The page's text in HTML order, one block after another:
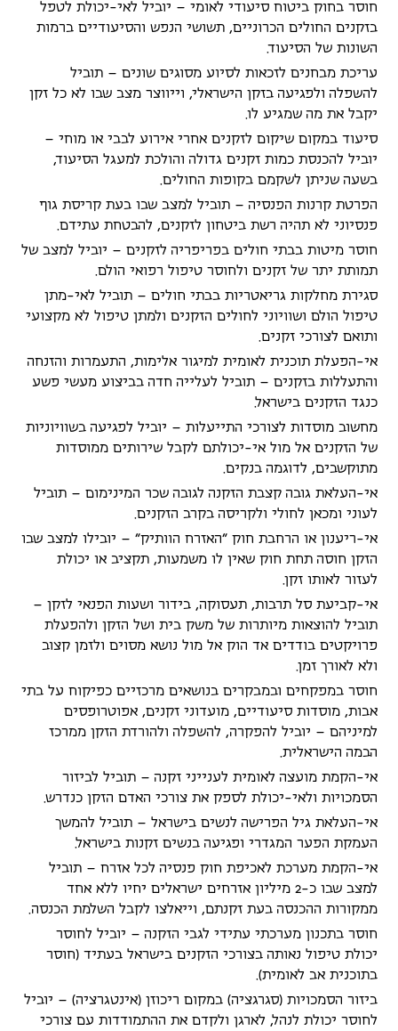
חוסר בחוק ביטוח סיעודי לאומי – יוביל לאי-יכולת לטפל
בזקנים החולים הכרוניים, תשושי הנפש והסיעודיים ברמות
השונות של הסיעוד.
עריכת מבחנים לזכאות לסיוע מסוגים שונים – תוביל
להשפלה ולפגיעה בזקן הישראלי, וייווצר מצב שבו לא כל זקן
יקבל את מה שמגיע לו.
סיעוד במקום שיקום לזקנים אחרי אירוע לבבי או מוחי –
יוביל להכנסת כמות זקנים גדולה והולכת למעגל הסיעוד,
בשעה שניתן לשקמם בקופות החולים.
הפרטת קרנות הפנסיה – תוביל למצב שבו בעת קריסת גוף
פנסיוני לא תהיה רשת ביטחון לזקנים, להבטחת עתידם.
חוסר מיטות בבתי חולים בפריפריה לזקנים – יוביל למצב של
תמותת יתר של זקנים ולחוסר טיפול רפואי הולם.
סגירת מחלקות גריאטריות בבתי חולים – תוביל לאי-מתן
טיפול הולם ושוויוני לחולים הזקנים ולמתן טיפול לא מקצועי
ותואם לצורכי זקנים.
אי-הפעלת תוכנית לאומית למיגור אלימות, התעמרות והזנחה
והתעללות בזקנים – תוביל לעלייה חדה בביצוע מעשי פשע
כנגד הזקנים בישראל.
מחשוב מוסדות לצורכי התייעלות – יוביל לפגיעה בשוויוניות
של הזקנים אל מול אי-יכולתם לקבל שירותים ממוסדות
מתוקשבים, לדוגמה בנקים.
אי-העלאת גובה קצבת הזקנה לגובה שכר המינימום – תוביל
לעוני ומכאן לחולי ולקריסה בקרב הזקנים.
אי-ריענון או הרחבת חוק "האזרח הוותיק" – יובילו למצב שבו
הזקן חוסה תחת חוק שאין לו משמעות, תקציב או יכולת
לעזור לאותו זקן.
אי-קביעת סל תרבות, תעסוקה, בידור ושעות הפנאי לזקן –
תוביל להוצאות מיותרות של משק בית ושל הזקן ולהפעלת
פרויקטים בודדים אד הוק אל מול נושא מסוים ולזמן קצוב
ולא לאורך זמן.
חוסר במפקחים ובמבקרים בנושאים מרכזיים כפיקוח על בתי
אבות, מוסדות סיעודיים, מועדוני זקנים, אפוטרופסים
למיניהם – יוביל להפקרה, להשפלה ולהורדת הזקן ממרכז
הבמה הישראלית.
אי-הקמת מועצה לאומית לענייני זקנה – תוביל לביזור
הסמכויות ולאי-יכולת לספק את צורכי האדם הזקן כנדרש.
אי-העלאת גיל הפרישה לנשים בישראל – תוביל להמשך
העמקת הפער המגדרי ופגיעה בנשים זקנות בישראל.
אי-הקמת מערכת לאכיפת חוק פנסיה לכל אזרח – תוביל
למצב שבו כ-2 מיליון אזרחים ישראלים יחיו ללא אחד
ממקורות ההכנסה בעת זקנתם, וייאלצו לקבל השלמת הכנסה.
חוסר בתכנון מערכתי עתידי לגבי הזקנה – יוביל לחוסר
יכולת טיפול נאותה בצורכי הזקנים בישראל בעתיד (חוסר
בתוכנית אב לאומית).
ביזור הסמכויות (סגרגציה) במקום ריכוזן (אינטגרציה) – יוביל
לחוסר יכולת לנהל, לארגן ולקדם את ההתמודדות עם צורכי